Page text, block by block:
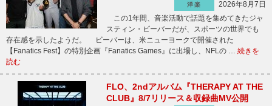
洋楽
2026年8月7日
この1年間、音楽活動で話題を集めてきたジャ
スティン・ビーバーだが、スポーツの世界でも
存在感を示したようだ。 ビーバーは、米ニューヨークで開催された
【Fanatics Fest】の特別企画『Fanatics Games』に出場し、NFLの … 続きを
読む
FLO、2ndアルバム『THERAPY AT THE
CLUB』8/7リリース＆収録曲MV公開